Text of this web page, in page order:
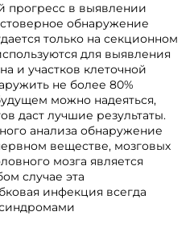
прогресс в выявлении
обнаружение
только на секционном
для выявления
и участков клеточной
не более 80%
можно надеяться,
даст лучшие результаты.
анализа обнаружение
веществе, мозговых
мозга является
случае эта
инфекция всегда